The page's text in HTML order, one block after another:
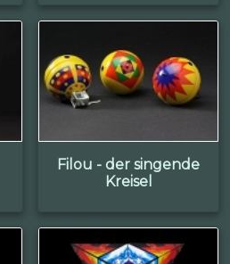
Filou - der singende
Kreisel